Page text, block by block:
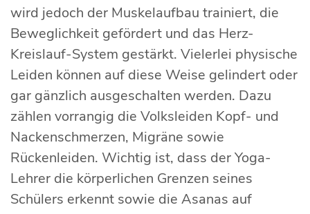
wird jedoch der Muskelaufbau trainiert, die
Beweglichkeit gefördert und das Herz-
Kreislauf-System gestärkt. Vielerlei physische
Leiden können auf diese Weise gelindert oder
gar gänzlich ausgeschalten werden. Dazu
zählen vorrangig die Volksleiden Kopf- und
Nackenschmerzen, Migräne sowie
Rückenleiden. Wichtig ist, dass der Yoga-
Lehrer die körperlichen Grenzen seines
Schülers erkennt sowie die Asanas auf